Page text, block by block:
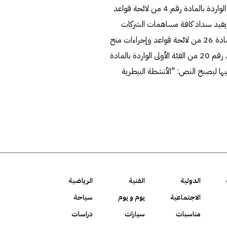
القرارالذي تنشره "الكويت اليوم" "اضافة شـرط رقم 7 للشروط الواردة بالمادة رقم 4 من لائحة قواعد
يفيد سداد كافة مساهمات الشركات
المساهمة لمؤسسة الكويت للتقدم العلمي". فيما تم تعديل المادة 26 من لائحة قواعد وإجراءات منح
الإذن بالعمل المشار إليها بإضافة ما يلي: مادة 4- يستبدل البند رقم 20 من الفئة الأولى الواردة بالمادة
ليصبح النص: "الأنشطة البيطرية
الدولية الفنية
الرياضية
الاجتماعية
يوم و يوم
سياحة
مناسبات
سيارات دراسات